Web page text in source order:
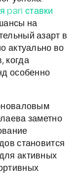
pari ставки
на
азарт в
актуально во
когда
особенно
заметно
становится
активных